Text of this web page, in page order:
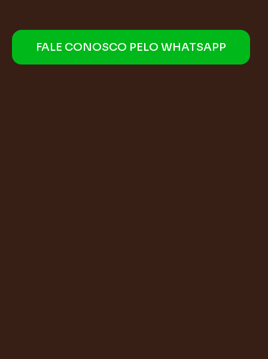
FALE CONOSCO PELO WHATSAPP